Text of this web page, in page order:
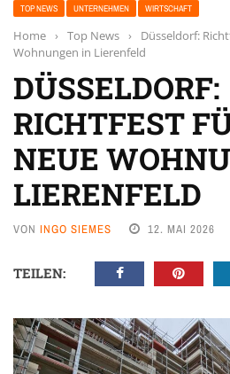
TOP NEWS UNTERNEHMEN WIRTSCHAFT
Home › Top News ›
Düsseldorf:
Wohnungen in Lierenfeld
DÜSSELDORF:
RICHTFEST
NEUE
LIERENFELD
VON INGO SIEMES 12. MAI 2026
TEILEN: